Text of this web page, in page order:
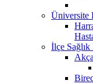
Üniversite
İlçe